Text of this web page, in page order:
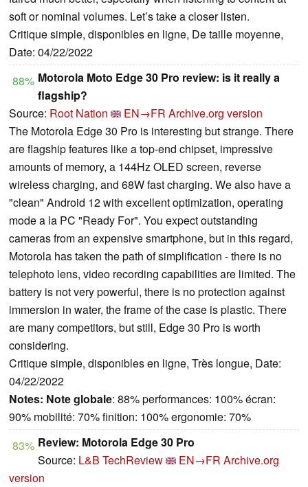
soft or nominal volumes. Let’s take a closer listen.
Critique simple, disponibles en ligne, De taille moyenne,
Date: 04/22/2022
88% Motorola Moto Edge 30 Pro review: is it really a
flagship?
Source: Root Nation EN→FR Archive.org version
The Motorola Edge 30 Pro is interesting but strange. There
are flagship features like a top-end chipset, impressive
amounts of memory, a 144Hz OLED screen, reverse
wireless charging, and 68W fast charging. We also have a
"clean" Android 12 with excellent optimization, operating
mode a la PC "Ready For". You expect outstanding
cameras from an expensive smartphone, but in this regard,
Motorola has taken the path of simplification - there is no
telephoto lens, video recording capabilities are limited. The
battery is not very powerful, there is no protection against
immersion in water, the frame of the case is plastic. There
are many competitors, but still, Edge 30 Pro is worth
considering.
Critique simple, disponibles en ligne, Très longue, Date:
04/22/2022
Notes: Note globale: 88% performances: 100% écran:
90% mobilité: 70% finition: 100% ergonomie: 70%
83% Review: Motorola Edge 30 Pro
Source: L&B TechReview EN→FR Archive.org
version